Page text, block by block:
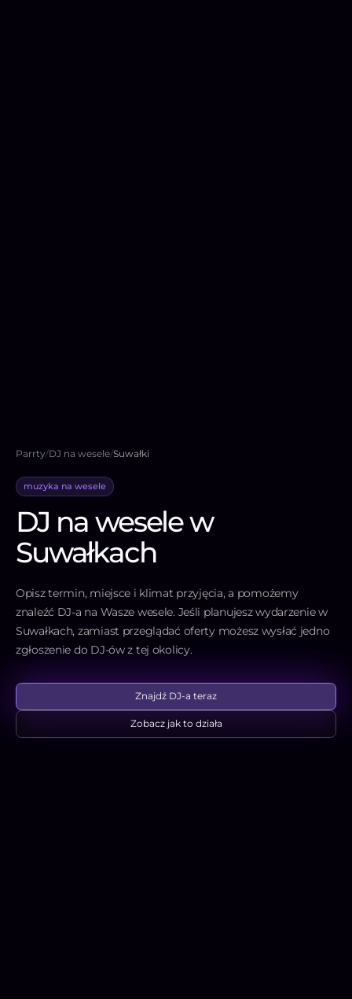
Parrty/DJ na wesele/Suwałki
muzyka na wesele
DJ na wesele w
Suwałkach
Opisz termin, miejsce i klimat przyjęcia, a pomożemy
znaleźć DJ-a na Wasze wesele. Jeśli planujesz wydarzenie w
Suwałkach, zamiast przeglądać oferty możesz wysłać jedno
zgłoszenie do DJ-ów z tej okolicy.
Znajdź DJ-a teraz
Zobacz jak to działa